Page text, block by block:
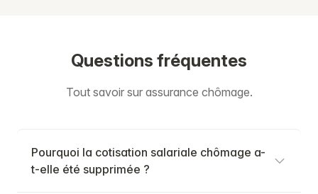
Questions fréquentes
Tout savoir sur assurance chômage.
Pourquoi la cotisation salariale chômage a-
t-elle été supprimée ?